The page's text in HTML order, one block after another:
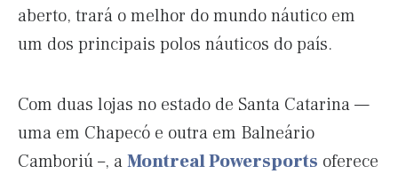
aberto, trará o melhor do mundo náutico em
um dos principais polos náuticos do país.
Com duas lojas no estado de Santa Catarina —
uma em Chapecó e outra em Balneário
Camboriú –, aMontreal Powersports oferece